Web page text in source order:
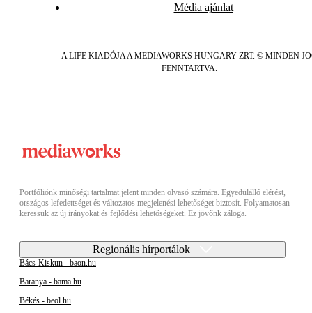
Média ajánlat
A LIFE KIADÓJA A MEDIAWORKS HUNGARY ZRT. © MINDEN
FENNTARTVA.
Portfóliónk minőségi tartalmat jelent minden olvasó számára. Egyedülálló elérést,
országos lefedettséget és változatos megjelenési lehetőséget biztosít. Folyamatosan
keressük az új irányokat és fejlődési lehetőségeket. Ez jövőnk záloga.
Regionális hírportálok
Bács-Kiskun - baon.hu
Baranya - bama.hu
Békés - beol.hu